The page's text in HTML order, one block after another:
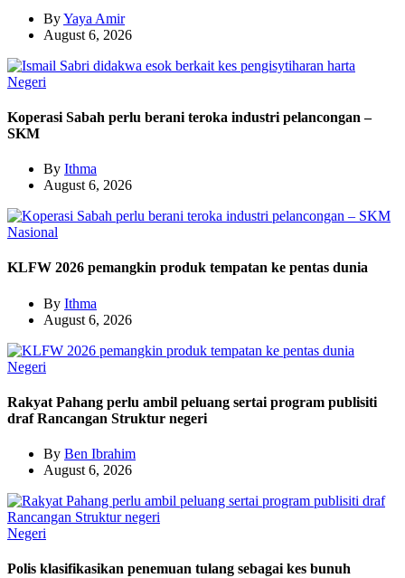
ByYaya Amir
August 6, 2026
Negeri
Koperasi Sabah perlu berani teroka industri pelancongan –
SKM
By Ithma
August 6, 2026
Nasional
KLFW 2026 pemangkin produk tempatan ke pentas dunia
By Ithma
August 6, 2026
Negeri
Rakyat Pahang perlu ambil peluang sertai program publisiti
draf Rancangan Struktur negeri
By Ben Ibrahim
August 6, 2026
Negeri
Polis klasifikasikan penemuan tulang sebagai kes bunuh